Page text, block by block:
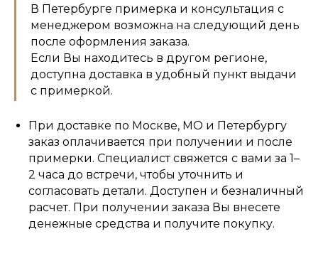
В Петербурге примерка и консультация с
менеджером возможна на следующий день
после оформления заказа.
Если Вы находитесь в другом регионе,
доступна доставка в удобный пункт выдачи
с примеркой.
При доставке по Москве, МО и Петербургу
заказ оплачивается при получении и после
примерки. Специалист свяжется с вами за 1–
2 часа до встречи, чтобы уточнить и
согласовать детали. Доступен и безналичный
расчет. При получении заказа Вы внесете
денежные средства и получите покупку.